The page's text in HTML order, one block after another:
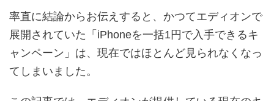
率直に結論からお伝えすると、かつてエディオンで
展開されていた「iPhoneを一括1円で入手できるキ
ャンペーン」は、現在ではほとんど見られなくなっ
てしまいました。